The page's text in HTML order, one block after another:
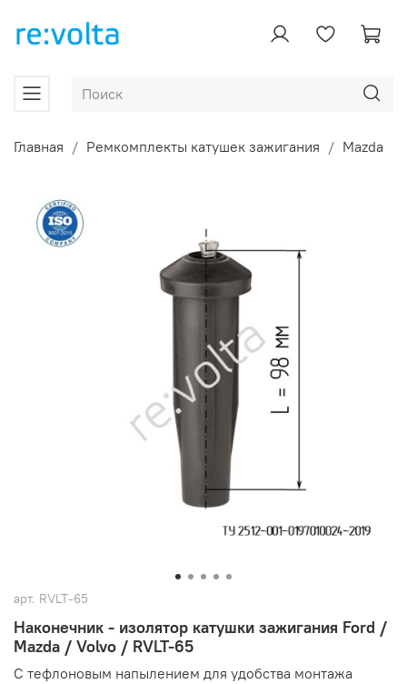
Главная Ремкомплекты катушек зажигания Mazda
арт. RVLT-65
Наконечник - изолятор катушки зажигания Ford /
Mazda / Volvo / RVLT-65
С тефлоновым напылением для удобства монтажа